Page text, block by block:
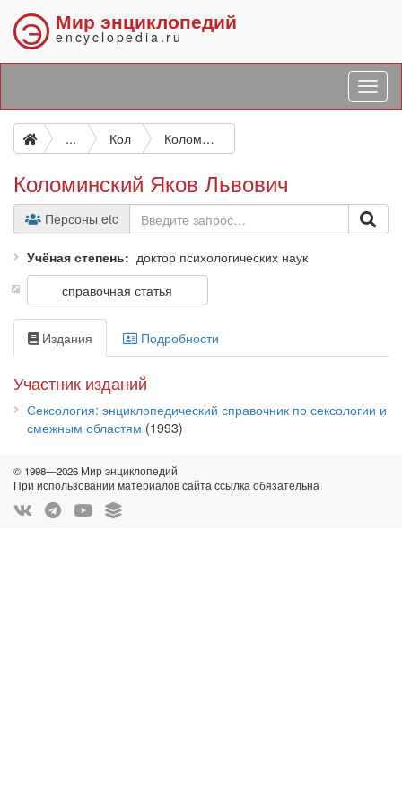
Э Мир энциклопедий
encyclopedia.ru
... Кол Коломинский Яков Львович
Коломинский Яков Львович
Персоны etc
Учёная степень
доктор психологических наук
справочная статья
Издания Подробности
Участник изданий
Сексология: энциклопедический справочник по сексологии и
смежным областям (1993)
© 1998—2026 Мир энциклопедий
При использовании материалов сайта ссылка обязательна